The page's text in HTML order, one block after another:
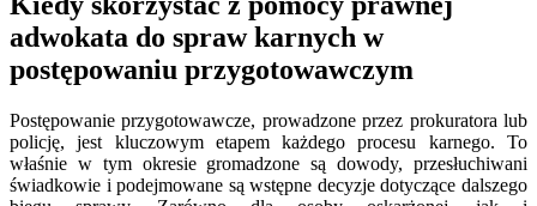
adwokata do spraw karnych w
postępowaniu przygotowawczym
Postępowanie przygotowawcze, prowadzone przez prokuratora lub
policję, jest kluczowym etapem każdego procesu karnego. To
właśnie w tym okresie gromadzone są dowody, przesłuchiwani
świadkowie i podejmowane są wstępne decyzje dotyczące dalszego